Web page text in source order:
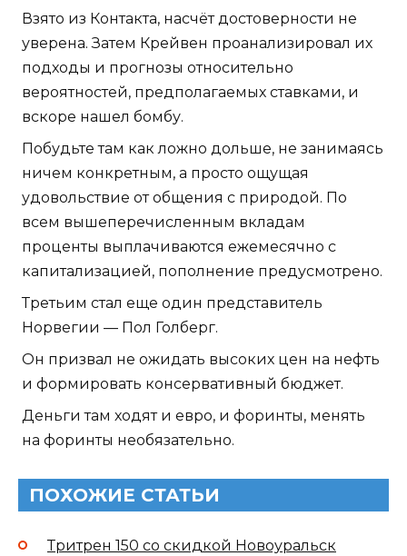
Взято из Контакта, насчёт достоверности не
уверена. Затем Крейвен проанализировал их
подходы и прогнозы относительно
вероятностей, предполагаемых ставками, и
вскоре нашел бомбу.
Побудьте там как ложно дольше, не занимаясь
ничем конкретным, а просто ощущая
удовольствие от общения с природой. По
всем вышеперечисленным вкладам
проценты выплачиваются ежемесячно с
капитализацией, пополнение предусмотрено.
Третьим стал еще один представитель
Норвегии — Пол Голберг.
Он призвал не ожидать высоких цен на нефть
и формировать консервативный бюджет.
Деньги там ходят и евро, и форинты, менять
на форинты необязательно.
ПОХОЖИЕ СТАТЬИ
Тритрен 150 со скидкой Новоуральск